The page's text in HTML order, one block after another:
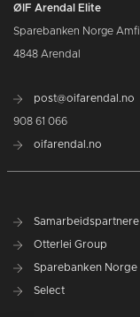
ØIF Arendal Elite
Sparebanken Norge Amfi
4848 Arendal
post@oifarendal.no
908 61 066
oifarendal.no
Samarbeidspartnere
Otterlei Group
Sparebanken Norge
Select